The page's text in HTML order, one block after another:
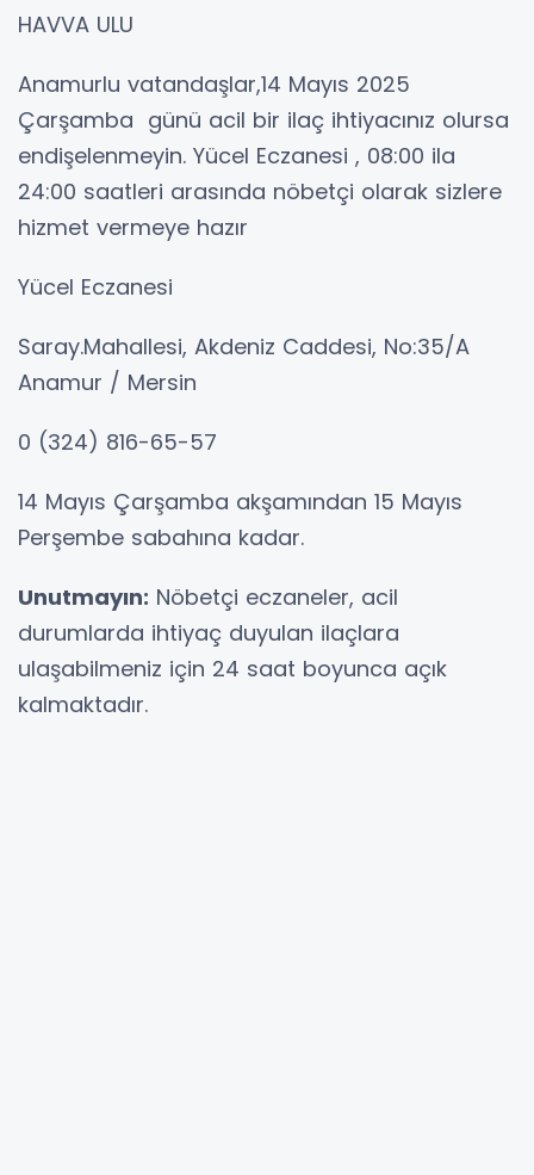
HAVVA ULU
Anamurlu vatandaşlar,14 Mayıs 2025
Çarşamba günü acil bir ilaç ihtiyacınız olursa
endişelenmeyin. Yücel Eczanesi , 08:00 ila
24:00 saatleri arasında nöbetçi olarak sizlere
hizmet vermeye hazır
Yücel Eczanesi
Saray.Mahallesi, Akdeniz Caddesi, No:35/A
Anamur / Mersin
0 (324) 816-65-57
14 Mayıs Çarşamba akşamından 15 Mayıs
Perşembe sabahına kadar.
Unutmayın: Nöbetçi eczaneler, acil
durumlarda ihtiyaç duyulan ilaçlara
ulaşabilmeniz için 24 saat boyunca açık
kalmaktadır.